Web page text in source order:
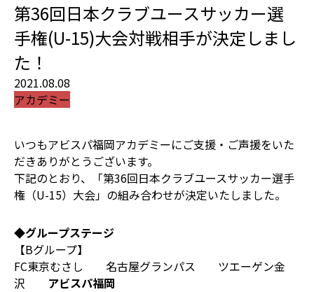
第36回日本クラブユースサッカー選
手権(U-15)大会対戦相手が決定しまし
た！
2021.08.08
アカデミー
いつもアビスパ福岡アカデミーにご支援・ご声援をいた
だきありがとうございます。
下記のとおり、「第36回日本クラブユースサッカー選手
権（U-15）大会」の組み合わせが決定いたしました。
◆グループステージ
【Bグループ】
FC東京むさし 名古屋グランパス ツエーゲン金
沢 アビスパ福岡